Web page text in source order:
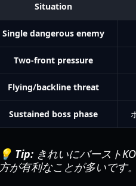
Situation
Single dangerous enemy
Two-front pressure
Flying/backline threat
Sustained boss phase
💡 Tip: きれいにバースト
方が有利なことが多いです。